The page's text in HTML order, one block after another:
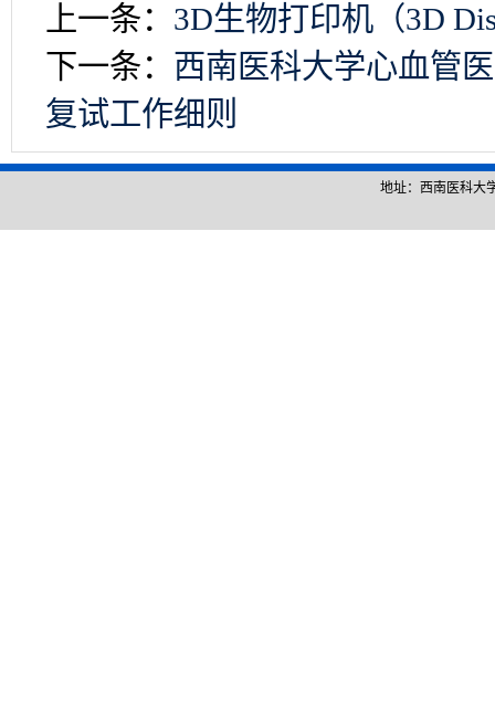
上一条： 3D生物打印机（3D
下一条： 西南医科大学心血管
复试工作细则
地址：西南医科大